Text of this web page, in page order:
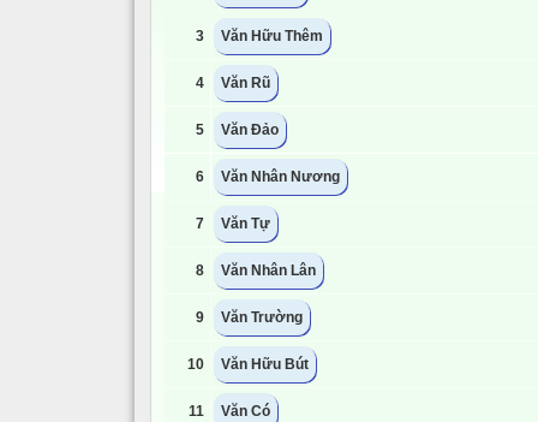
3 Văn Hữu Thêm
4 Văn Rũ
5 Văn Đảo
6 Văn Nhân Nương
7 Văn Tự
8 Văn Nhân Lân
9 Văn Trường
10 Văn Hữu Bút
11 Văn Có